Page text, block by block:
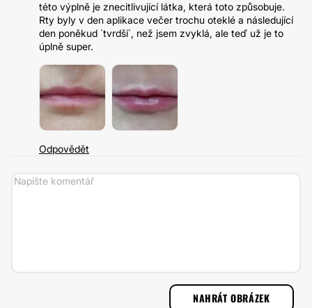
této výplně je znecitlivující látka, která toto způsobuje.
Rty byly v den aplikace večer trochu oteklé a následující
den poněkud ´tvrdší´, než jsem zvyklá, ale teď už je to
úplně super.
Odpovědět
NAHRÁT OBRÁZEK